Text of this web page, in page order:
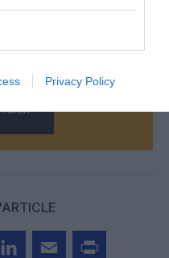
Privacy Policy
l’article ?